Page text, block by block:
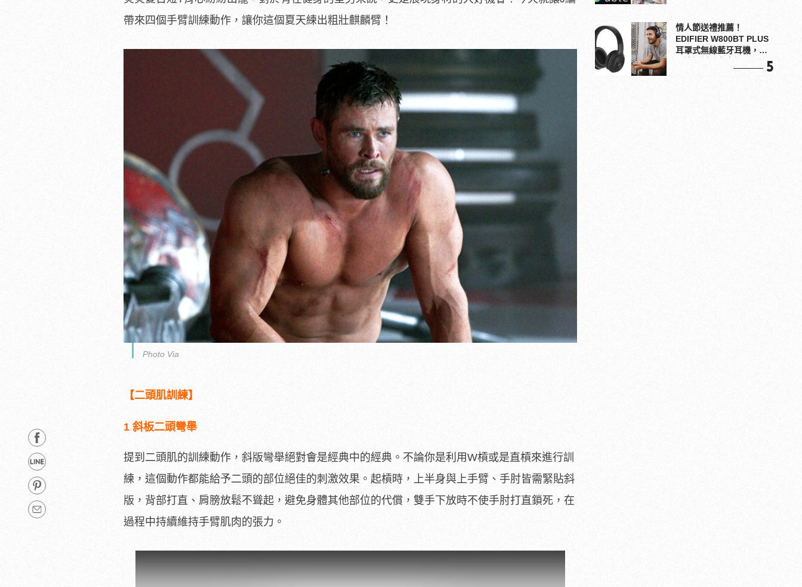
帶來四個手臂訓練動作，讓你這個夏天練出粗壯麒麟臂！
Photo Via
【二頭肌訓練】
1 斜板二頭彎舉
提到二頭肌的訓練動作，斜版彎舉絕對會是經典中的經典。不論你是利用W槓或是直槓來進行訓
練，這個動作都能給予二頭的部位絕佳的刺激效果。起槓時，上半身與上手臂、手肘皆需緊貼斜
版，背部打直、肩膀放鬆不聳起，避免身體其他部位的代償，雙手下放時不使手肘打直鎖死，在
過程中持續維持手臂肌肉的張力。
情人節送禮推薦！
EDIFIER W800BT PLUS
耳罩式無線藍牙耳機，在
5